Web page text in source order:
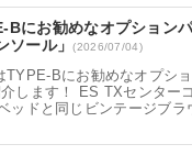
Bにお勧めなオプション
ソール」(2026/07/04)
TYPE-Bにお勧めなオプシ
します！ ES TXセンター
ッドと同じビンテージブ